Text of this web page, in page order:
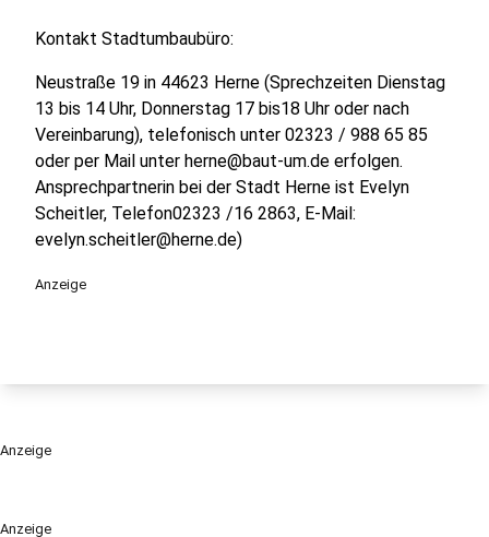
Anzeige
Kontakt Stadtumbaubüro:
Neustraße 19 in 44623 Herne (Sprechzeiten Dienstag
13 bis 14 Uhr, Donnerstag 17 bis18 Uhr oder nach
Vereinbarung), telefonisch unter 02323 / 988 65 85
oder per Mail unter herne@baut-um.de erfolgen.
Ansprechpartnerin bei der Stadt Herne ist Evelyn
Scheitler, Telefon02323 /16 2863, E-Mail:
evelyn.scheitler@herne.de)
Anzeige
Anzeige